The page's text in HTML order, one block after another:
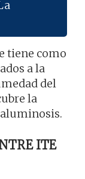
tiene como
a la
del
la
ITE